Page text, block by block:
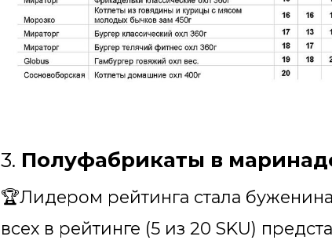
3. Полуфабрикаты в
🏆Лидером рейтинга стала буженина
всех в рейтинге (5 из 20 SKU)